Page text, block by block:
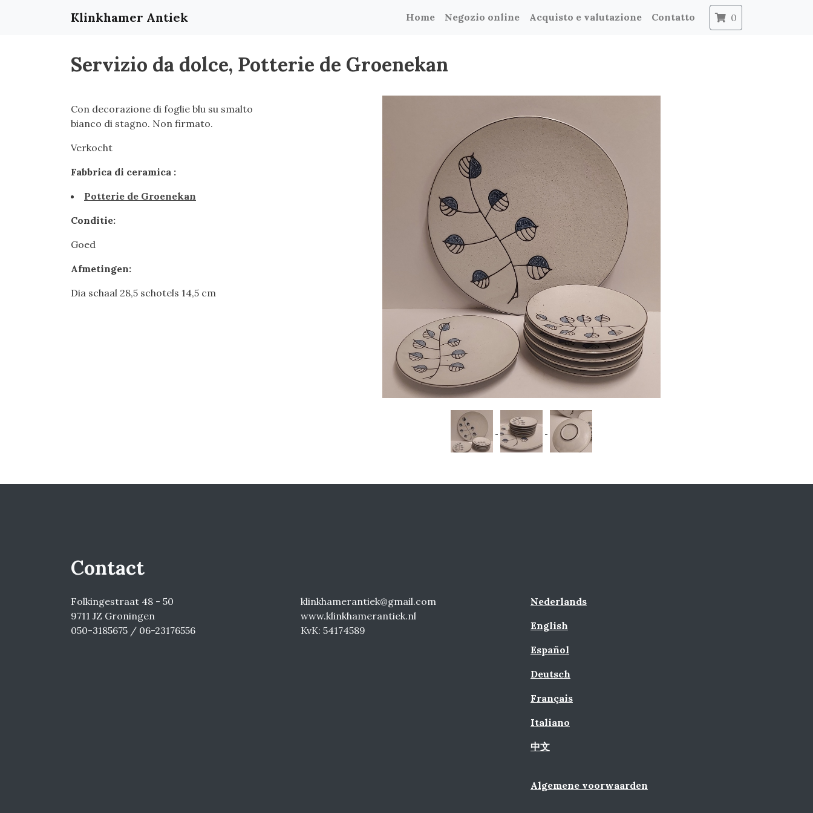
Klinkhamer Antiek Home Negozio online Acquisto e valutazione Contatto 0
Servizio da dolce, Potterie de Groenekan
Con decorazione di foglie blu su smalto
bianco di stagno. Non firmato.
Verkocht
Fabbrica di ceramica :
Potterie de Groenekan
Conditie:
Goed
Afmetingen:
Dia schaal 28,5 schotels 14,5 cm
Contact
Folkingestraat 48 - 50
9711 JZ Groningen
050-3185675 / 06-23176556
klinkhamerantiek@gmail.com
www.klinkhamerantiek.nl
KvK: 54174589
Nederlands
English
Español
Deutsch
Français
Italiano
中文
Algemene voorwaarden